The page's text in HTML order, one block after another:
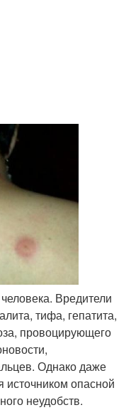
Вредители
тифа, гепатита,
провоцирующего
Однако даже
опасной
неудобств.